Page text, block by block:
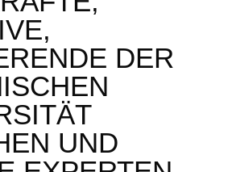
S
DER T
U
M
UND L